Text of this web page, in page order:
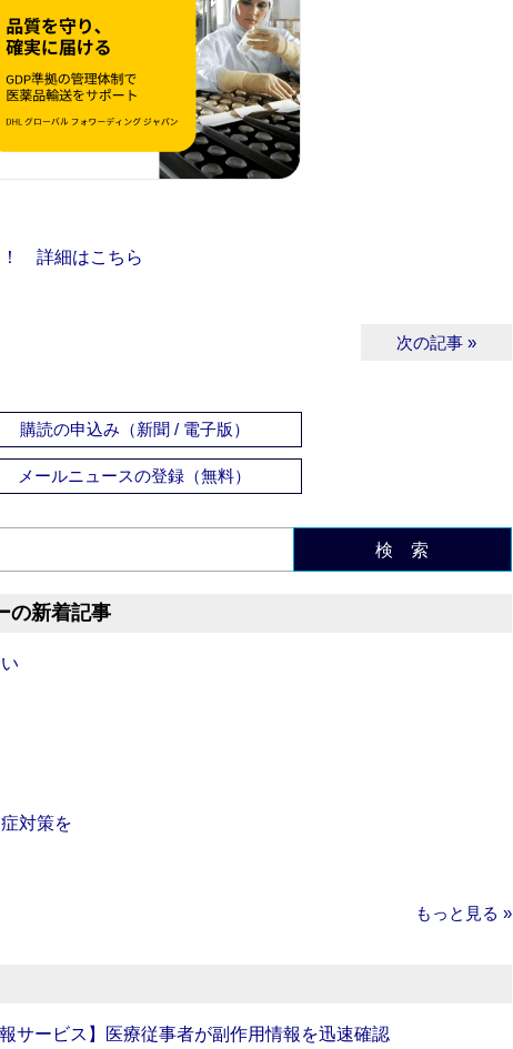
！ 詳細はこちら
次の記事 »
購読の申込み（新聞 / 電子版）
メールニュースの登録（無料）
検 索
の新着記事
対策を
もっと見る »
報サービス】医療従事者が副作用情報を迅速確認